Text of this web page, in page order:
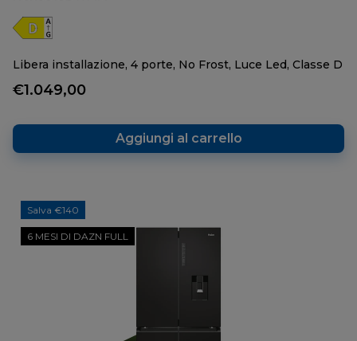
Libera installazione, 4 porte, No Frost, Luce Led, Classe D
€1.049,00
Aggiungi al carrello
Salva €140
6 MESI DI DAZN FULL